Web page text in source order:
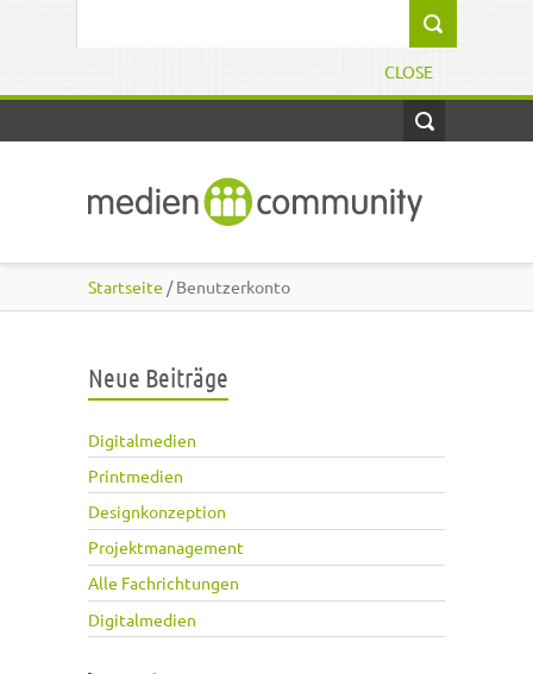
CLOSE
Startseite / Benutzerkonto
Neue Beiträge
Digitalmedien
Printmedien
Designkonzeption
Projektmanagement
Alle Fachrichtungen
Digitalmedien